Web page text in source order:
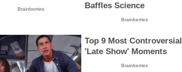
Brainberries
Baffles Science
Brainberries
Top 9 Most Controversial
'Late Show' Moments
Brainberries